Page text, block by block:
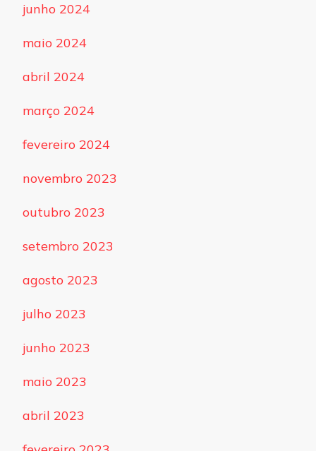
junho 2024
maio 2024
abril 2024
março 2024
fevereiro 2024
novembro 2023
outubro 2023
setembro 2023
agosto 2023
julho 2023
junho 2023
maio 2023
abril 2023